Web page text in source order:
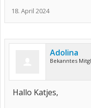
18. April 2024
Adolina
Bekanntes
Hallo Katjes,